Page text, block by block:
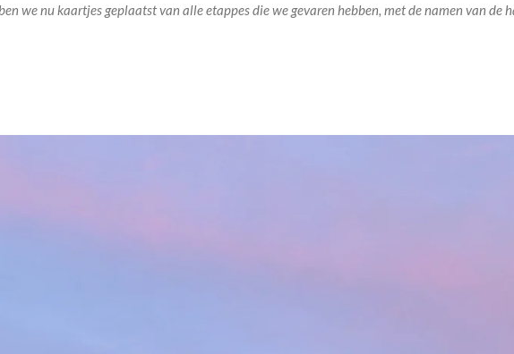
we nu kaartjes geplaatst van alle etappes die we gevaren hebben, met de namen van de